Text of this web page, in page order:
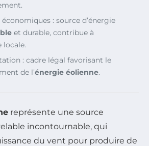
: source d’énergie
et durable, contribue à
locale.
: cadre légal favorisant le
de l’énergie éolienne.
représente une source
incontournable, qui
du vent pour produire de